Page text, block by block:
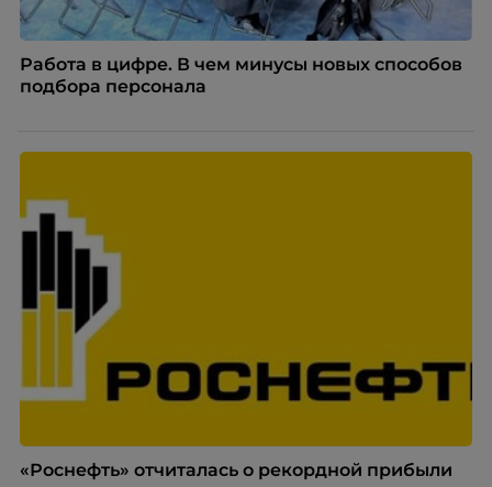
Работа в цифре. В чем минусы новых способов
подбора персонала
«Роснефть» отчиталась о рекордной прибыли